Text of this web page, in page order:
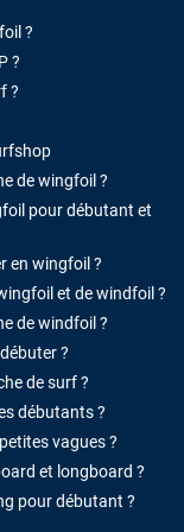
?
?
?
de wingfoil ?
pour débutant et
en wingfoil ?
et de windfoil ?
de windfoil ?
?
de surf ?
débutants ?
vagues ?
et longboard ?
pour débutant ?